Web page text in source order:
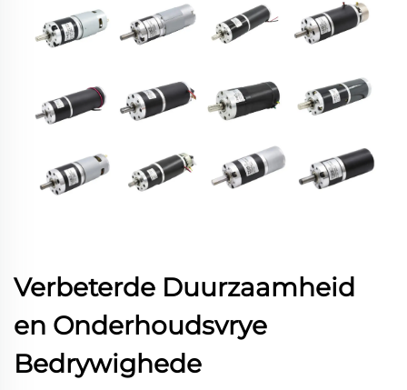
Verbeterde Duurzaamheid
en Onderhoudsvrye
Bedrywighede